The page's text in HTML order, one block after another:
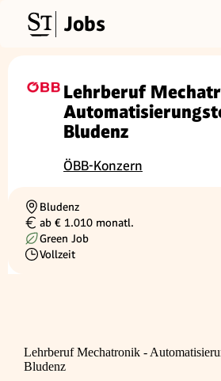
Jobs
Lehrberuf
Bludenz
ÖBB-Konzern
Ortschaft
Bludenz
Gehalt
ab € 1.010 monatl.
Green Job
Beschäftigungsart
Vollzeit
Lehrberuf Mechatronik -
Bludenz